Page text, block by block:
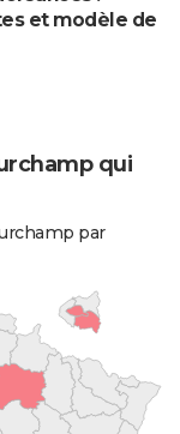
et modèle de
qui
par